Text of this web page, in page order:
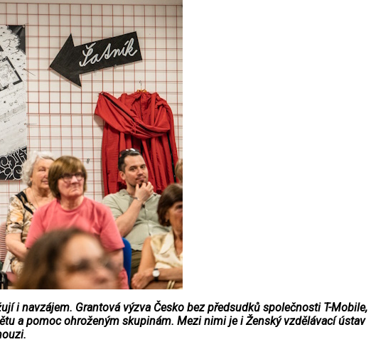
i navzájem. Grantová výzva Česko bez předsudků společnosti T-Mobile,
a pomoc ohroženým skupinám. Mezi nimi je i Ženský vzdělávací ústav